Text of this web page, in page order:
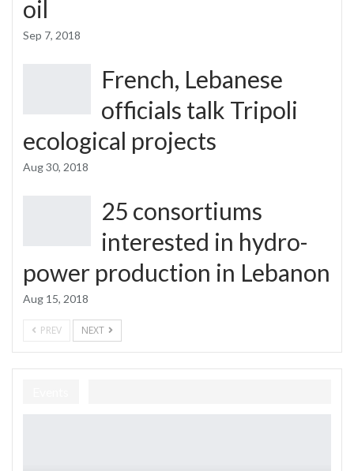
oil
Sep 7, 2018
French, Lebanese
officials talk Tripoli
ecological projects
Aug 30, 2018
25 consortiums
interested in hydro-
power production in Lebanon
Aug 15, 2018
PREV NEXT